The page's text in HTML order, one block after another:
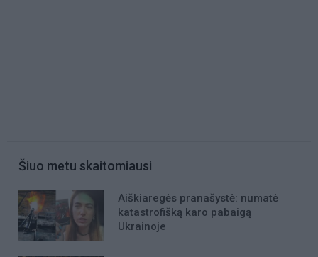
Šiuo metu skaitomiausi
Aiškiaregės pranašystė: numatė
katastrofišką karo pabaigą
Ukrainoje